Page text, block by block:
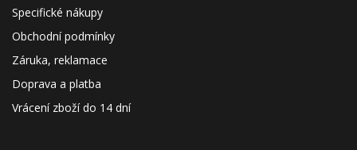
Specifické nákupy
Obchodní podmínky
Záruka, reklamace
Doprava a platba
Vrácení zboží do 14 dní